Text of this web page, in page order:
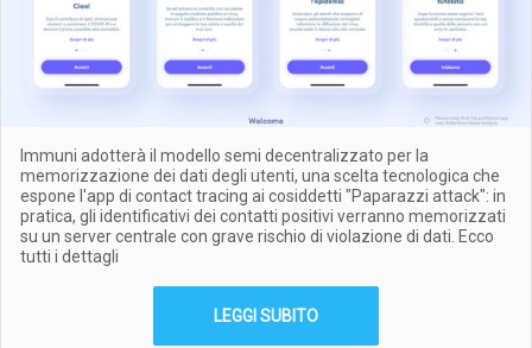
Immuni adotterà il modello semi decentralizzato per la
memorizzazione dei dati degli utenti, una scelta tecnologica che
espone l'app di contact tracing ai cosiddetti "Paparazzi attack": in
pratica, gli identificativi dei contatti positivi verranno memorizzati
su un server centrale con grave rischio di violazione di dati. Ecco
tutti i dettagli
LEGGI SUBITO